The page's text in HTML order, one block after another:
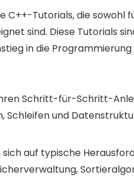
C++-Tutorials, die sowohl
sind. Diese Tutorials
in die
Schritt-für-Schritt-
Schleifen und
auf typische